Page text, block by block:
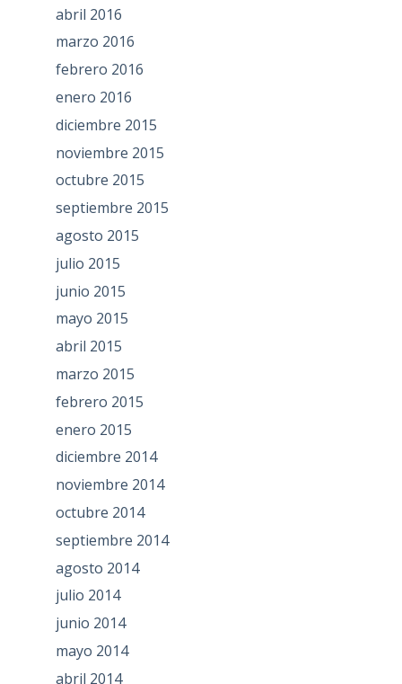
abril 2016
marzo 2016
febrero 2016
enero 2016
diciembre 2015
noviembre 2015
octubre 2015
septiembre 2015
agosto 2015
julio 2015
junio 2015
mayo 2015
abril 2015
marzo 2015
febrero 2015
enero 2015
diciembre 2014
noviembre 2014
octubre 2014
septiembre 2014
agosto 2014
julio 2014
junio 2014
mayo 2014
abril 2014